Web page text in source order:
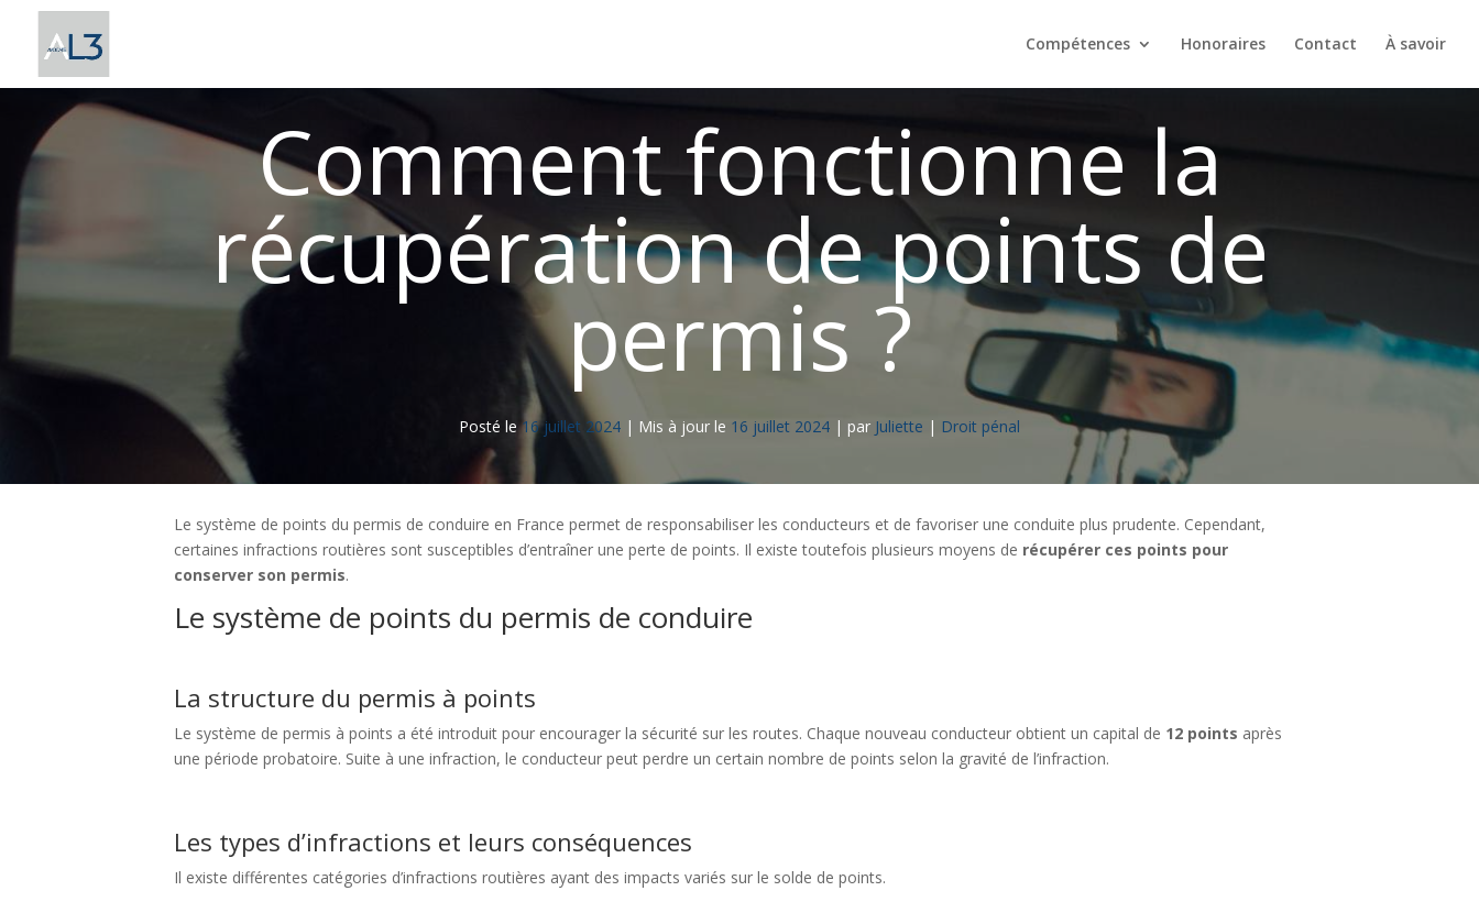
Compétences Honoraires Contact À savoir
Comment fonctionne la
récupération de points de
permis ?
Posté le16 juillet 2024 | Mis à jour le 16 juillet 2024 | par Juliette | Droit pénal
Le système de points du permis de conduire en France permet de responsabiliser les conducteurs et de favoriser une conduite plus prudente. Cependant,
certaines infractions routières sont susceptibles d’entraîner une perte de points. Il existe toutefois plusieurs moyens de récupérer ces points pour
conserver son permis.
Le système de points du permis de conduire
La structure du permis à points
Le système de permis à points a été introduit pour encourager la sécurité sur les routes. Chaque nouveau conducteur obtient un capital de 12 points après
une période probatoire. Suite à une infraction, le conducteur peut perdre un certain nombre de points selon la gravité de l’infraction.
Les types d’infractions et leurs conséquences
Il existe différentes catégories d’infractions routières ayant des impacts variés sur le solde de points.
Panneau de gestion des cookies